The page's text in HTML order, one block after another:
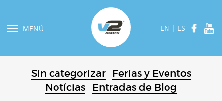
MENÚ EN | ES
Sin categorizar
Ferias y Eventos
Notícias
Entradas de Blog